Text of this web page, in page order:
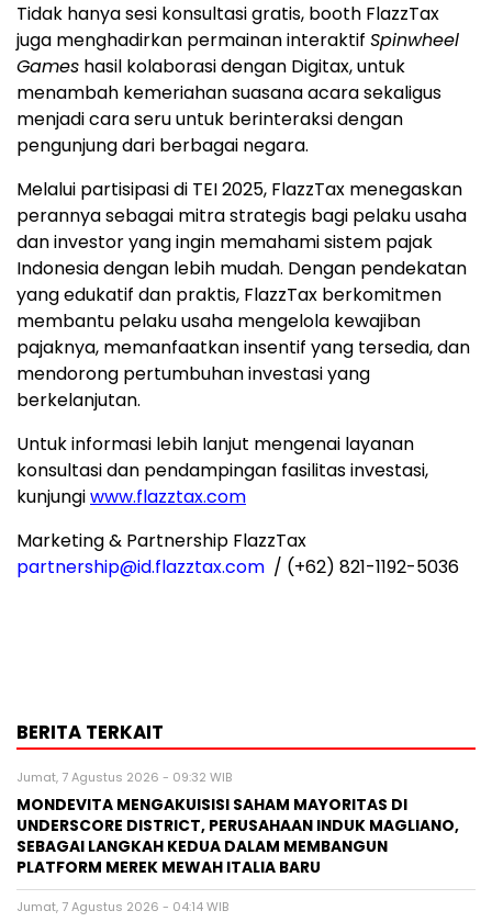
Tidak hanya sesi konsultasi gratis, booth FlazzTax
juga menghadirkan permainan interaktif Spinwheel
Games hasil kolaborasi dengan Digitax, untuk
menambah kemeriahan suasana acara sekaligus
menjadi cara seru untuk berinteraksi dengan
pengunjung dari berbagai negara.
Melalui partisipasi di TEI 2025, FlazzTax menegaskan
perannya sebagai mitra strategis bagi pelaku usaha
dan investor yang ingin memahami sistem pajak
Indonesiadengan lebih mudah. Dengan pendekatan
yang edukatif dan praktis, FlazzTax berkomitmen
membantu pelaku usaha mengelola kewajiban
pajaknya, memanfaatkan insentif yang tersedia, dan
mendorong pertumbuhan investasi yang
berkelanjutan.
Untuk informasi lebih lanjut mengenai layanan
konsultasi dan pendampingan fasilitas investasi,
kunjungiwww.flazztax.com
Marketing & Partnership FlazzTax
partnership@id.flazztax.com / (+62) 821-1192-5036
BERITA TERKAIT
Jumat, 7 Agustus 2026 - 09:32 WIB
MONDEVITA MENGAKUISISI SAHAM MAYORITAS DI
UNDERSCORE DISTRICT, PERUSAHAAN INDUK MAGLIANO,
SEBAGAI LANGKAH KEDUA DALAM MEMBANGUN
PLATFORM MEREK MEWAH ITALIA BARU
Jumat, 7 Agustus 2026 - 04:14 WIB